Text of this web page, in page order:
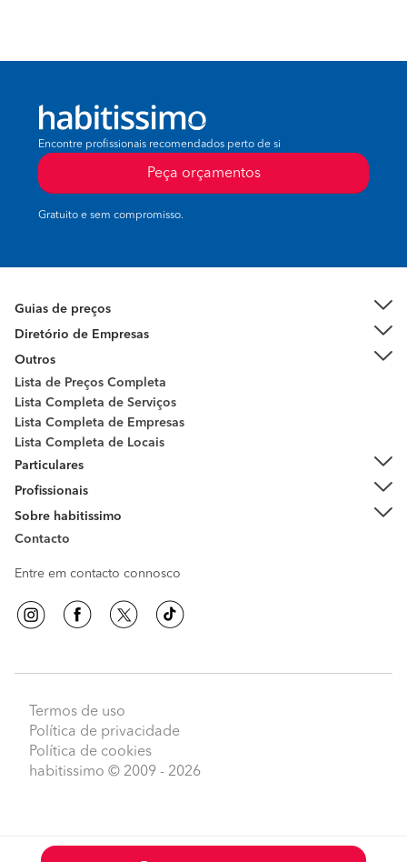
Encontre profissionais recomendados perto de si
Peça orçamentos
Gratuito e sem compromisso.
Guias de preços
Diretório de Empresas
Outros
Lista de Preços Completa
Lista Completa de Serviços
Lista Completa de Empresas
Lista Completa de Locais
Particulares
Profissionais
Sobre habitissimo
Contacto
Entre em contacto connosco
Termos de uso
Política de privacidade
Política de cookies
habitissimo © 2009 - 2026